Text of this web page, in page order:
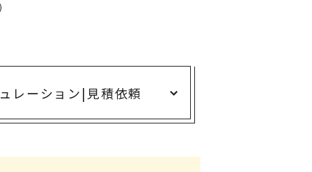
展示会・イベント特集
安全大会ノベルティ・記念品特集
レーション| 見積依頼